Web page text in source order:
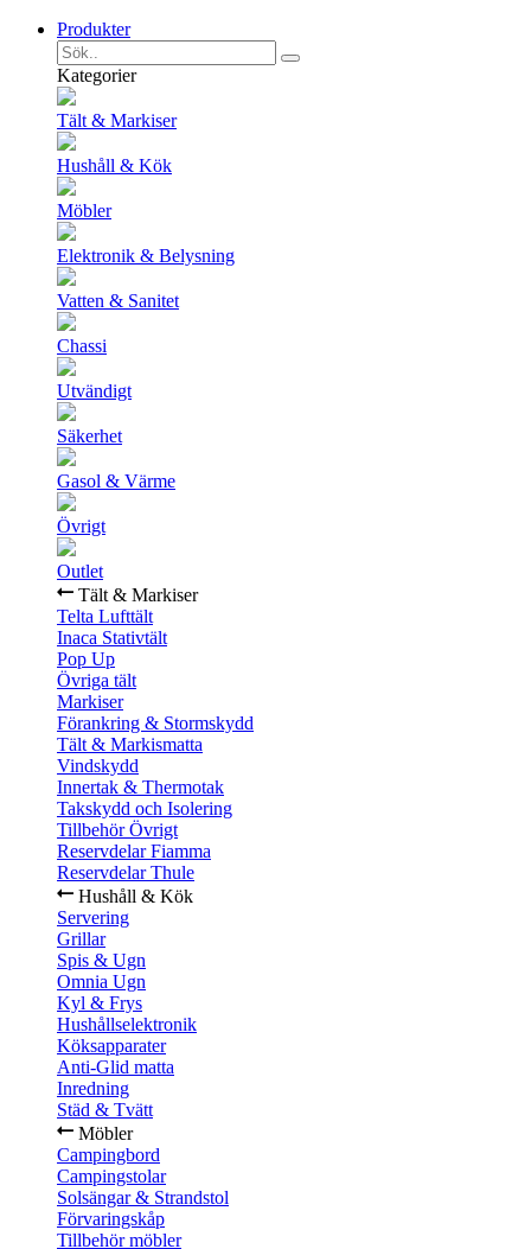
Produkter
Kategorier
Tält & Markiser
Hushåll & Kök
Möbler
Elektronik & Belysning
Vatten & Sanitet
Chassi
Utvändigt
Säkerhet
Gasol & Värme
Övrigt
Outlet
Tält & Markiser
Telta Lufttält
Inaca Stativtält
Pop Up
Övriga tält
Markiser
Förankring & Stormskydd
Tält & Markismatta
Vindskydd
Innertak & Thermotak
Takskydd och Isolering
Tillbehör Övrigt
Reservdelar Fiamma
Reservdelar Thule
Hushåll & Kök
Servering
Grillar
Spis & Ugn
Omnia Ugn
Kyl & Frys
Hushållselektronik
Köksapparater
Anti-Glid matta
Inredning
Städ & Tvätt
Möbler
Campingbord
Campingstolar
Solsängar & Strandstol
Förvaringskåp
Tillbehör möbler